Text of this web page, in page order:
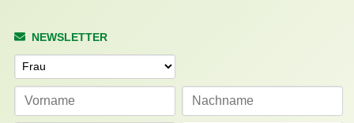
NEWSLETTER
Anrede